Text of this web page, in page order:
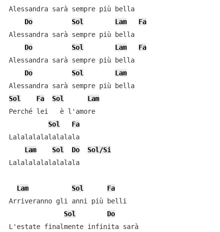
Alessandra sarà sempre più bella
Do
Sol Lam
Fa
Alessandra sarà sempre più bella
Do
Sol Lam
Fa
Alessandra sarà sempre più bella
Do
Sol
Lam
Alessandra sarà sempre più bella
Sol
Fa Sol
Lam
Perché lei   è l'amore
Sol
Fa
Lalalalalalalalala
Lam
Sol Do
Sol/Si
Lalalalalalalalala
Lam Sol
Fa
Arriveranno gli anni più belli
Sol
Do
L'estate finalmente infinita sarà